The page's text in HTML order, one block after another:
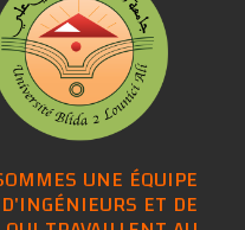
UNE ÉQUIPE
ET DE